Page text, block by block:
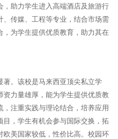
，助力学生进入高端酒店及旅游行
、传媒、工程等专业，结合市场需
为学生提供优质教育，助力其在
著。该校是马来西亚顶尖私立学
力量雄厚，能为学生提供优质教
注重实践与理论结合，培养应用
，学生有机会参与国际交换，拓
美国家较低，性价比高。校园环